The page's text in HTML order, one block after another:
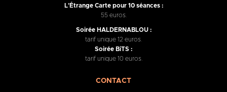
L'Étrange Carte pour 10 séances :
55 euros.
Soirée HALDERNABLOU :
tarif unique 12 euros.
Soirée BiTS :
tarif unique 10 euros.
CONTACT